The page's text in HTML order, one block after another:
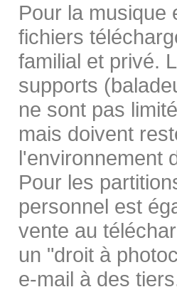
Pour la musique
fichiers
familial et privé.
supports
ne sont pas
mais doivent
l'environnement
Pour les
personnel est
vente au
un "droit à
e-mail à des